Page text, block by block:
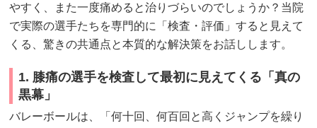
やすく、また一度痛めると治りづらいのでしょうか？当院
で実際の選手たちを専門的に「検査・評価」すると見えて
くる、驚きの共通点と本質的な解決策をお話しします。
1. 膝痛の選手を検査して最初に見えてくる「真の
黒幕」
バレーボールは、「何十回、何百回と高くジャンプを繰り